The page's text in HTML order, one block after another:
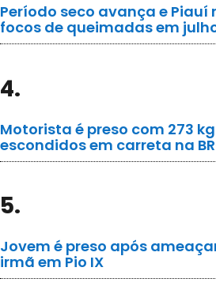
Período seco avança e Piauí
focos de queimadas em
4.
Motorista é preso com 273
escondidos em carreta na
5.
Jovem é preso após
irmã em Pio IX